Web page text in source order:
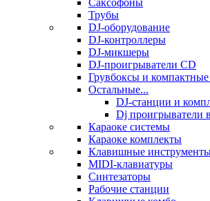
Саксофоны
Трубы
DJ-оборудование
DJ-контроллеры
DJ-микшеры
DJ-проигрыватели CD
Грувбоксы и компактные
Остальные...
DJ-станции и
Dj проигрыватели
Караоке системы
Караоке комплекты
Клавишные
MIDI-клавиатуры
Синтезаторы
Рабочие станции